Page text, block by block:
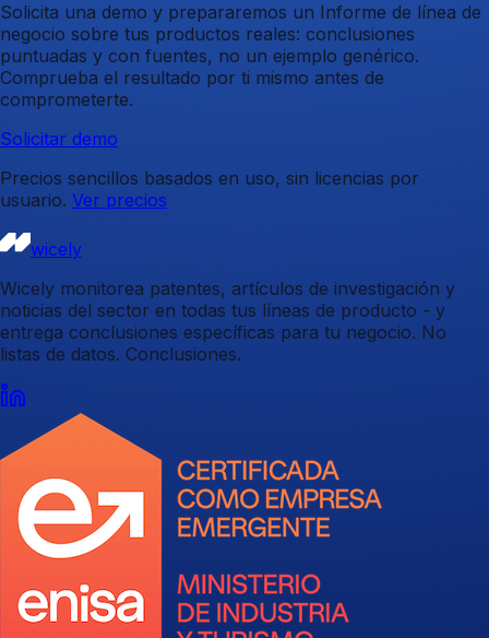
Solicita una demo y prepararemos un Informe de línea de
negocio sobre tus productos reales: conclusiones
puntuadas y con fuentes, no un ejemplo genérico.
Comprueba el resultado por ti mismo antes de
comprometerte.
Solicitar demo
Precios sencillos basados en uso, sin licencias por
usuario. Ver precios
wicely
Wicely monitorea patentes, artículos de investigación y
noticias del sector en todas tus líneas de producto - y
entrega conclusiones específicas para tu negocio. No
listas de datos. Conclusiones.